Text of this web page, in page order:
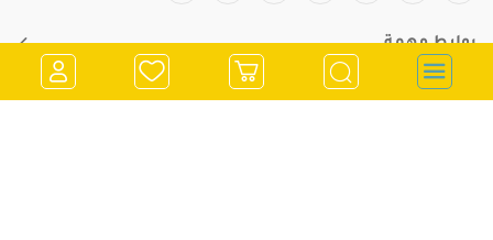
روابط مهمة
معلومات التواصل